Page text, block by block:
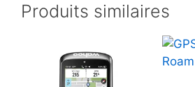
Produits similaires